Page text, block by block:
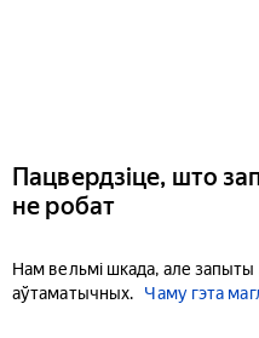
Пацвердзіце, што
не робат
Нам вельмі шкада, але
аўтаматычных.
Чаму гэта